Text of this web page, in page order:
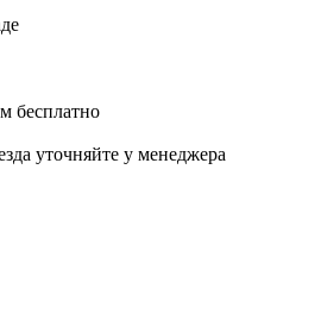
бесплатно
уточняйте у менеджера